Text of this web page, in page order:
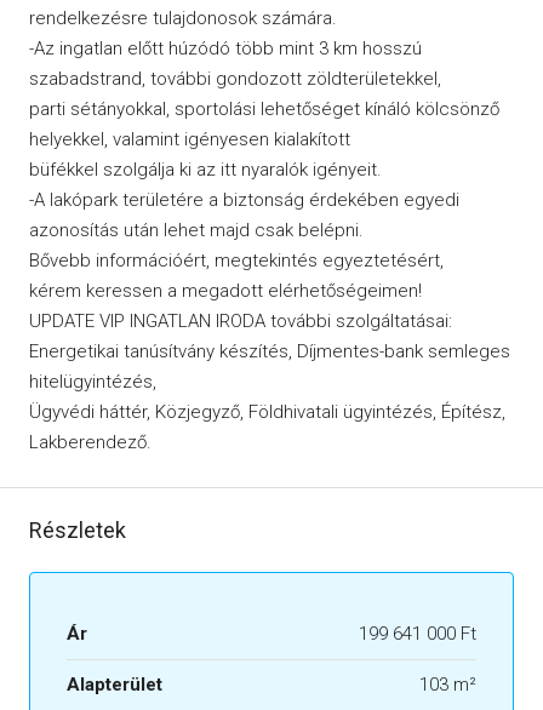
rendelkezésre tulajdonosok számára.
-Az ingatlan előtt húzódó több mint 3 km hosszú
szabadstrand, további gondozott zöldterületekkel,
parti sétányokkal, sportolási lehetőséget kínáló kölcsönző
helyekkel, valamint igényesen kialakított
büfékkel szolgálja ki az itt nyaralók igényeit.
-A lakópark területére a biztonság érdekében egyedi
azonosítás után lehet majd csak belépni.
Bővebb információért, megtekintés egyeztetésért,
kérem keressen a megadott elérhetőségeimen!
UPDATE VIP INGATLAN IRODA további szolgáltatásai:
Energetikai tanúsítvány készítés, Díjmentes-bank semleges
hitelügyintézés,
Ügyvédi háttér, Közjegyző, Földhivatali ügyintézés, Építész,
Lakberendező.
Részletek
Ár 199 641 000 Ft
Alapterület 103 m²